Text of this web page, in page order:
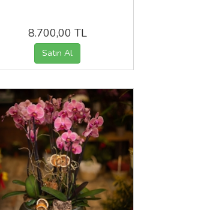
8.700,00 TL